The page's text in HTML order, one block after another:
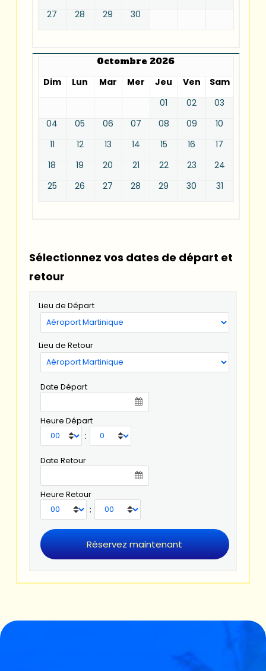
27
28 29 30
Octombre 2026
Dim
Lun Mar Mer Jeu Ven
Sam
01
02
03
04
05 06 07 08 09
10
11
12 13 14 15 16
17
18
19 20 21 22 23
24
25
26 27 28 29 30 31
Sélectionnez vos dates de départ et
retour
Lieu de Départ
Lieu de Retour
Date Départ
Heure Départ
:
Date Retour
Heure Retour
: